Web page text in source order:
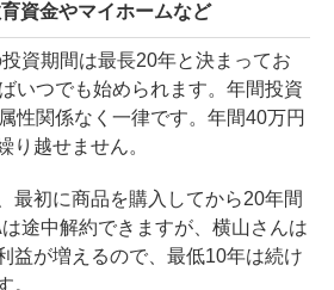
資金やマイホームなど
資期間は最長20年と決まってお
いつでも始められます。年間投資
性関係なく一律です。年間40万円
り越せません。
最初に商品を購入してから20年間
途中解約できますが、横山さんは
益が増えるので、最低10年は続け
。